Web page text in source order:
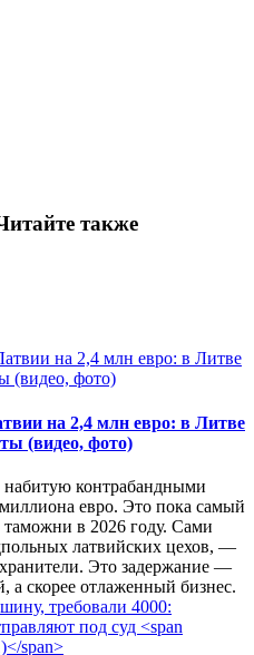
также
на 2,4 млн евро: в Литве
(видео, фото)
контрабандными
евро. Это пока самый
в 2026 году. Сами
латвийских цехов, —
Это задержание —
а скорее отлаженный бизнес.